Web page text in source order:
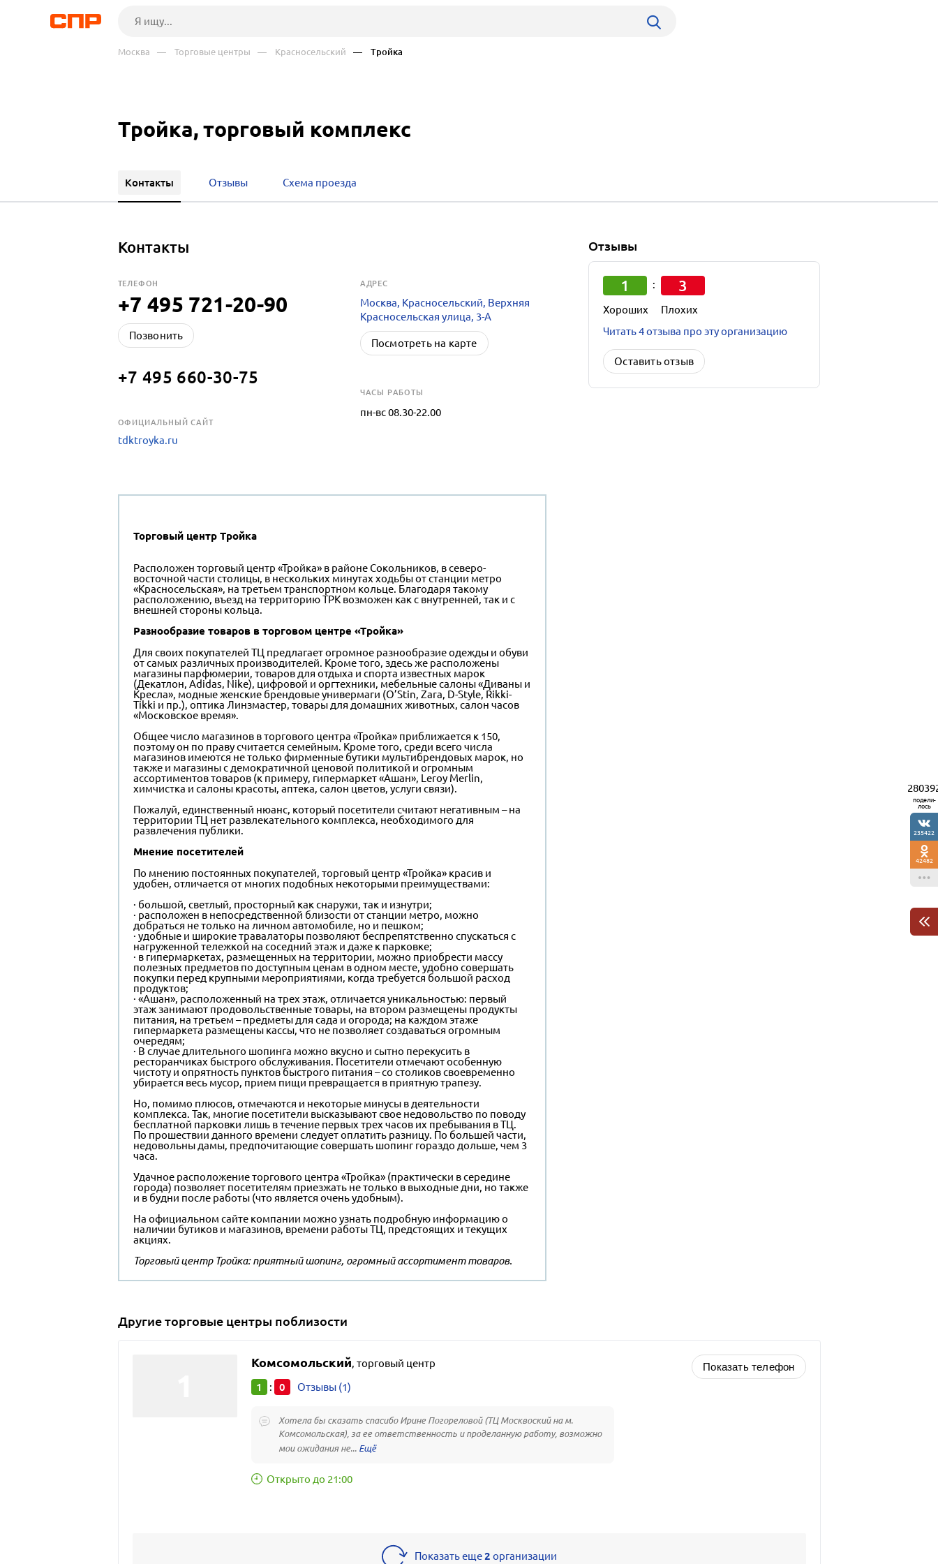
Москва — Торговые центры — Красносельский — Тройка
Тройка, торговый комплекс
Контакты Отзывы Схема проезда
Контакты
ТЕЛЕФОН
+7 495 721-20-90
Позвонить
+7 495 660-30-75
OФИЦИАЛЬНЫЙ САЙТ
tdktroyka.ru
АДРЕС
Москва, Красносельский, Верхняя
Красносельская улица, 3-А
Посмотреть на карте
ЧАСЫ РАБОТЫ
пн-вс 08.30-22.00
Торговый центр Тройка
Расположен торговый центр «Тройка» в районе Сокольников, в северо-
восточной части столицы, в нескольких минутах ходьбы от станции метро
«Красносельская», на третьем транспортном кольце. Благодаря такому
расположению, въезд на территорию ТРК возможен как с внутренней, так и с
внешней стороны кольца.
Разнообразие товаров в торговом центре «Тройка»
Для своих покупателей ТЦ предлагает огромное разнообразие одежды и обуви
от самых различных производителей. Кроме того, здесь же расположены
магазины парфюмерии, товаров для отдыха и спорта известных марок
(Декатлон, Adidas, Nike), цифровой и оргтехники, мебельные салоны «Диваны и
Кресла», модные женские брендовые универмаги (O’Stin, Zara, D-Style, Rikki-
Tikki и пр.), оптика Линзмастер, товары для домашних животных, салон часов
«Московское время».
Общее число магазинов в торгового центра «Тройка» приближается к 150,
поэтому он по праву считается семейным. Кроме того, среди всего числа
магазинов имеются не только фирменные бутики мультибрендовых марок, но
также и магазины с демократичной ценовой политикой и огромным
ассортиментов товаров (к примеру, гипермаркет «Ашан», Leroy Merlin,
химчистка и салоны красоты, аптека, салон цветов, услуги связи).
Пожалуй, единственный нюанс, который посетители считают негативным – на
территории ТЦ нет развлекательного комплекса, необходимого для
развлечения публики.
Мнение посетителей
По мнению постоянных покупателей, торговый центр «Тройка» красив и
удобен, отличается от многих подобных некоторыми преимуществами:
· большой, светлый, просторный как снаружи, так и изнутри;
· расположен в непосредственной близости от станции метро, можно
добраться не только на личном автомобиле, но и пешком;
· удобные и широкие травалаторы позволяют беспрепятственно спускаться с
нагруженной тележкой на соседний этаж и даже к парковке;
· в гипермаркетах, размещенных на территории, можно приобрести массу
полезных предметов по доступным ценам в одном месте, удобно совершать
покупки перед крупными мероприятиями, когда требуется большой расход
продуктов;
· «Ашан», расположенный на трех этаж, отличается уникальностью: первый
этаж занимают продовольственные товары, на втором размещены продукты
питания, на третьем – предметы для сада и огорода; на каждом этаже
гипермаркета размещены кассы, что не позволяет создаваться огромным
очередям;
· В случае длительного шопинга можно вкусно и сытно перекусить в
ресторанчиках быстрого обслуживания. Посетители отмечают особенную
чистоту и опрятность пунктов быстрого питания – со столиков своевременно
убирается весь мусор, прием пищи превращается в приятную трапезу.
Но, помимо плюсов, отмечаются и некоторые минусы в деятельности
комплекса. Так, многие посетители высказывают свое недовольство по поводу
бесплатной парковки лишь в течение первых трех часов их пребывания в ТЦ.
По прошествии данного времени следует оплатить разницу. По большей части,
недовольны дамы, предпочитающие совершать шопинг гораздо дольше, чем 3
часа.
Удачное расположение торгового центра «Тройка» (практически в середине
города) позволяет посетителям приезжать не только в выходные дни, но также
и в будни после работы (что является очень удобным).
На официальном сайте компании можно узнать подробную информацию о
наличии бутиков и магазинов, времени работы ТЦ, предстоящих и текущих
акциях.
Торговый центр Тройка: приятный шопинг, огромный ассортимент товаров.
Отзывы
1
Хороших
: 3
Плохих
Читать 4 отзыва про эту организацию
Оставить отзыв
Другиеторговые центры поблизости
Комсомольский, торговый центр
1 : 0 Отзывы (1)
Хотела бы сказать спасибо Ирине Погореловой (ТЦ Москвоский на м.
Комсомольская), за ее ответственность и проделанную работу, возможно
мои ожидания не...
Открыто до 21:00
Показать телефон
Показать еще2 организации
подели-
лось
235422
42482